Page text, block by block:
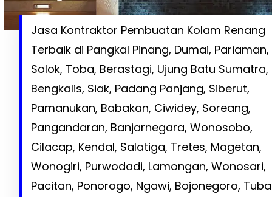
Jasa Kontraktor Pembuatan Kolam Renang
Terbaik di Pangkal Pinang, Dumai, Pariaman,
Solok, Toba, Berastagi, Ujung Batu Sumatra,
Bengkalis, Siak, Padang Panjang, Siberut,
Pamanukan, Babakan, Ciwidey, Soreang,
Pangandaran, Banjarnegara, Wonosobo,
Cilacap, Kendal, Salatiga, Tretes, Magetan,
Wonogiri, Purwodadi, Lamongan, Wonosari,
Pacitan, Ponorogo, Ngawi, Bojonegoro,